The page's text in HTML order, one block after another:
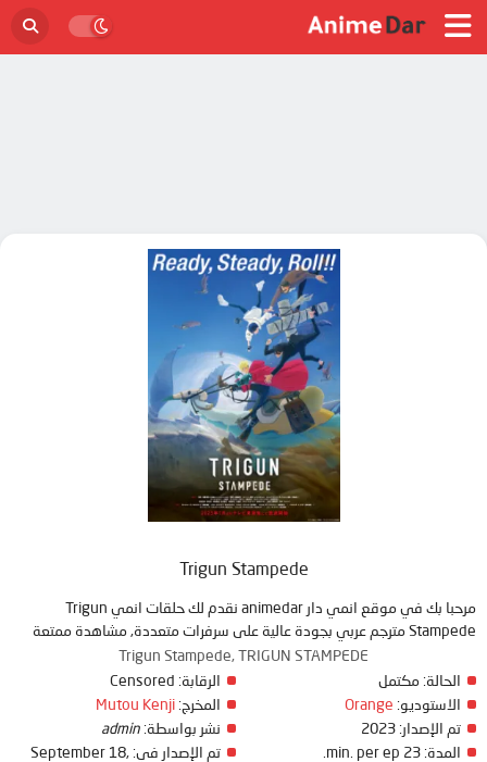
Trigun Stampede
مرحبا بك في موقع انمي دار animedar نقدم لك حلقات انمي Trigun
Stampede مترجم عربي بجودة عالية على سرفرات متعددة, مشاهدة ممتعة
Trigun Stampede, TRIGUN STAMPEDE
الحالة: مكتمل
الاستوديو: Orange
تم الإصدار:
المدة:
الرقابة:
المخرج: Mutou Kenji
نشر بواسطة: admin
تم الإصدار في: September 18,